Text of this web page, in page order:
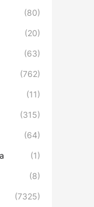
(80)
(20)
(63)
(762)
(11)
(315)
(64)
(1)
(8)
(7325)